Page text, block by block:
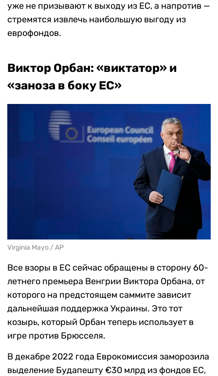
уже не призывают к выходу из ЕС, а напротив —
стремятся извлечь наибольшую выгоду из
еврофондов.
Виктор Орбан: «виктатор» и
«заноза в боку ЕС»
Virginia Mayo / AP
Все взоры в ЕС сейчас обращены в сторону 60-
летнего премьера Венгрии Виктора Орбана, от
которого на предстоящем саммите зависит
дальнейшая поддержка Украины. Это тот
козырь, который Орбан теперь использует в
игре против Брюсселя.
В декабре 2022 года Еврокомиссия заморозила
выделение Будапешту €30 млрд из фондов ЕС,